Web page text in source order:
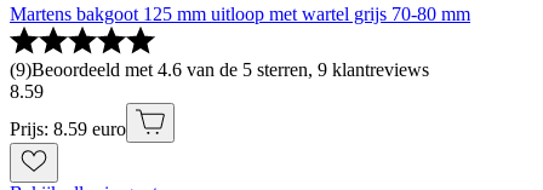
Martens bakgoot 125 mm uitloop met wartel grijs 70-80 mm
(9)Beoordeeld met 4.6 van de 5 sterren, 9 klantreviews
8.59
Prijs: 8.59 euro